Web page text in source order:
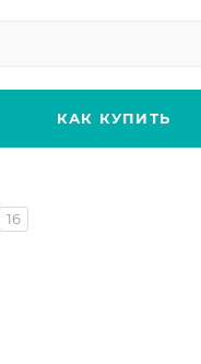
КАК КУПИТЬ
16